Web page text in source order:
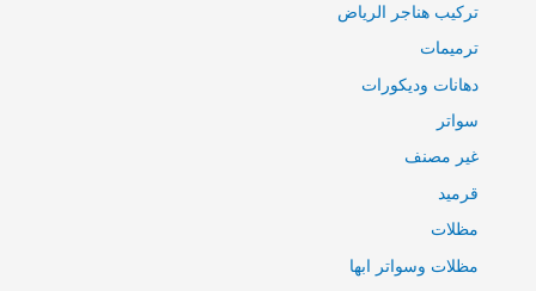
تركيب هناجر الرياض
ترميمات
دهانات وديكورات
سواتر
غير مصنف
قرميد
مظلات
مظلات وسواتر ابها